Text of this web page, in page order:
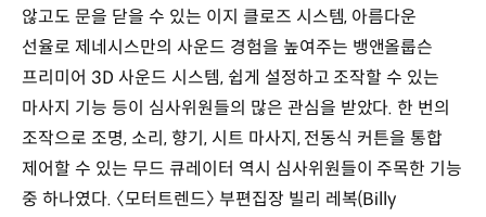
않고도 문을 닫을 수 있는 이지 클로즈 시스템, 아름다운
선율로 제네시스만의 사운드 경험을 높여주는 뱅앤올룹슨
프리미어 3D 사운드 시스템, 쉽게 설정하고 조작할 수 있는
마사지 기능 등이 심사위원들의 많은 관심을 받았다. 한 번의
조작으로 조명, 소리, 향기, 시트 마사지, 전동식 커튼을 통합
제어할 수 있는 무드 큐레이터 역시 심사위원들이 주목한 기능
중 하나였다. 〈모터트렌드〉 부편집장 빌리 레복(Billy